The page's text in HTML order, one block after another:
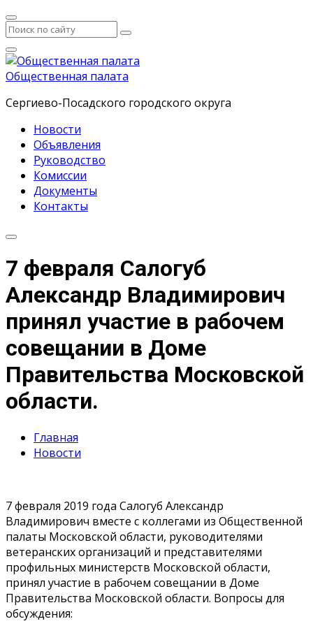
Общественная палата
Сергиево-Посадского городского округа
Новости
Объявления
Руководство
Комиссии
Документы
Контакты
7 февраля Салогуб
Александр Владимирович
принял участие в рабочем
совещании в Доме
Правительства Московской
области.
Главная
Новости
7 февраля 2019 года Салогуб Александр
Владимирович вместе с коллегами из Общественной
палаты Московской области, руководителями
ветеранских организаций и представителями
профильных министерств Московской области,
принял участие в рабочем совещании в Доме
Правительства Московской области. Вопросы для
обсуждения: